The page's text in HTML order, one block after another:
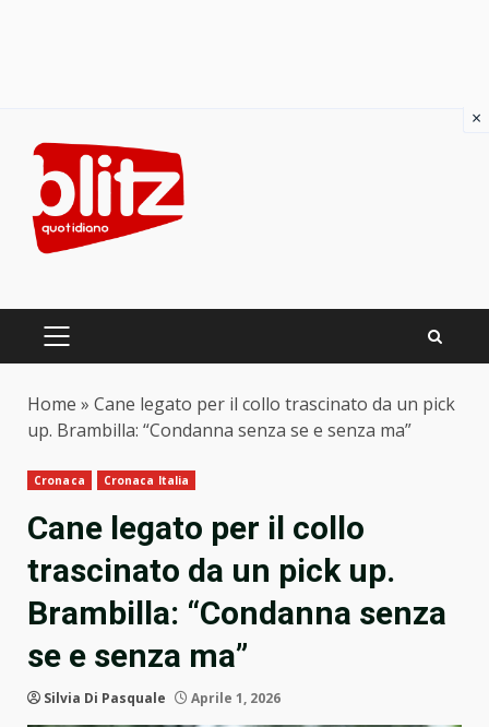
content
PRIMARY
Home » Cane legato per il collo trascinato da un pick
up. Brambilla: “Condanna senza se e senza ma”
Cronaca Cronaca Italia
Cane legato per il collo
trascinato da un pick up.
Brambilla: “Condanna senza
se e senza ma”
Silvia Di Pasquale Aprile 1, 2026
×